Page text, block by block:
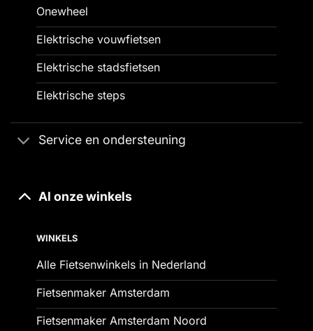
Onewheel
Elektrische vouwfietsen
Elektrische stadsfietsen
Elektrische steps
Service en ondersteuning
Al onze winkels
WINKELS
Alle Fietsenwinkels in Nederland
Fietsenmaker Amsterdam
Fietsenmaker Amsterdam Noord